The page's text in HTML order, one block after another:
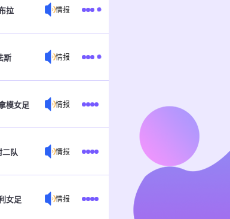
拉 情报
斯 情报
模女足 情报
二队 情报
女足 情报